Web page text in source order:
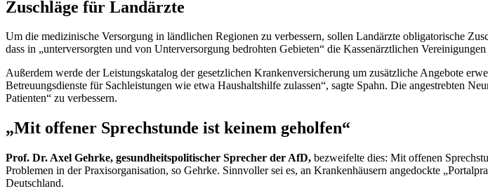
Zuschläge für Landärzte
Um die medizinische Versorgung in ländlichen Regionen zu verbessern, sollen Landärzte obligatorische
dass in „unterversorgten und von Unterversorgung bedrohten Gebieten“ die Kassenärztlichen
Außerdem werde der Leistungskatalog der gesetzlichen Krankenversicherung um zusätzliche Angebote
Betreuungsdienste für Sachleistungen wie etwa Haushaltshilfe zulassen“, sagte Spahn. Die angestrebten
Patienten“ zu verbessern.
„Mit offener Sprechstunde ist keinem geholfen“
Prof. Dr. Axel Gehrke, gesundheitspolitischer Sprecher der AfD, bezweifelte dies: Mit offenen
Problemen in der Praxisorganisation, so Gehrke. Sinnvoller sei es, an Krankenhäusern angedockte
Deutschland.